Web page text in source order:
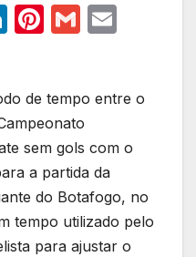
Li
e
dI
n
Pi
e
st
G
de tempo entre o
sem gols com o
a partida da
do Botafogo, no
tempo utilizado pelo
para ajustar o